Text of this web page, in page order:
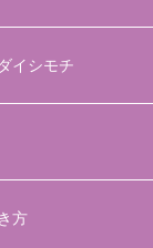
イシモチ
方